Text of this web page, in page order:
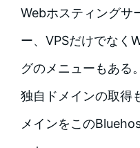
Webホスティングサ
ー、VPSだけでなく
グのメニューもある。
独自ドメインの取得
メインをこの